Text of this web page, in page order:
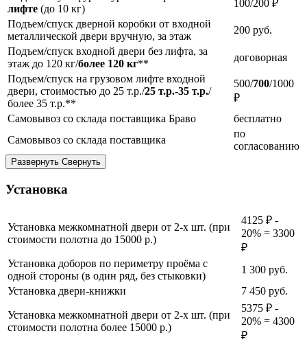
лифте (до 10 кг)
100/200 ₽
Подъем/спуск дверной коробки от входной
металлической двери вручную, за этаж
200 руб.
Подъем/спуск входной двери без лифта, за
этаж до 120 кг/более 120 кг**
договорная
Подъем/спуск на грузовом лифте входной
двери, стоимостью до 25 т.р./25 т.р.-35 т.р./
более 35 т.р.**
500/700/1000
₽
Самовывоз со склада поставщика Браво
бесплатно
Самовывоз со склада поставщика
по
согласованию
Развернуть Свернуть
Установка
Установка межкомнатной двери от 2-х шт. (при
стоимости полотна до 15000 р.)
4125 ₽ -
20% = 3300
₽
Установка доборов по периметру проёма с
одной стороны (в один ряд, без стыковки)
1 300 руб.
Установка двери-книжки
7 450 руб.
Установка межкомнатной двери от 2-х шт. (при
стоимости полотна более 15000 р.)
5375 ₽ -
20% = 4300
₽